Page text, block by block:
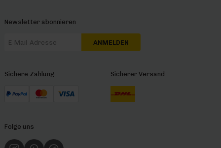
Newsletter abonnieren
ANMELDEN
Sichere Zahlung Sicherer Versand
Folge uns